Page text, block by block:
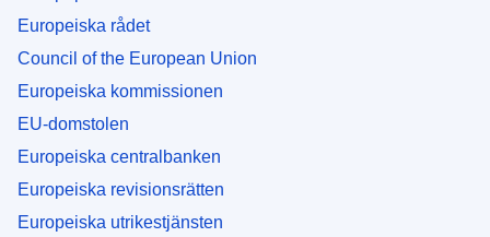
Europeiska rådet
Council of the European Union
Europeiska kommissionen
EU-domstolen
Europeiska centralbanken
Europeiska revisionsrätten
Europeiska utrikestjänsten